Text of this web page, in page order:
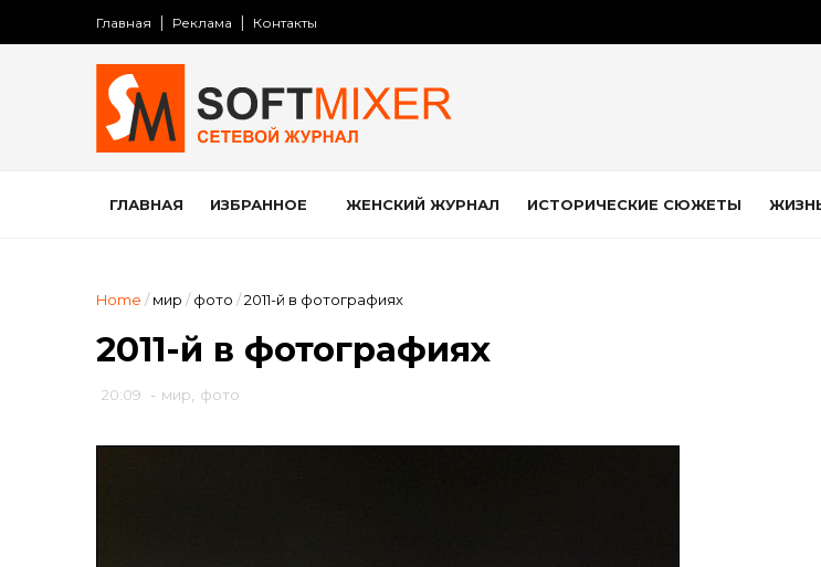
Главная Реклама Контакты
ГЛАВНАЯ ИЗБРАННОЕ ЖЕНСКИЙ ЖУРНАЛ ИСТОРИЧЕСКИЕ СЮЖЕТЫ
Home / мир / фото /2011-й в фотографиях
2011-й в фотографиях
20:09 - мир фото